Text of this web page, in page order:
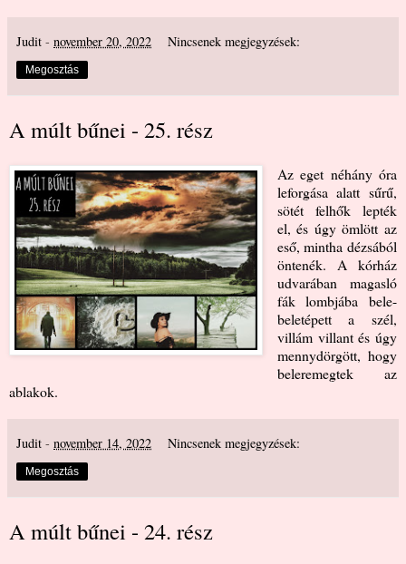
Judit - november 20, 2022 Nincsenek megjegyzések:
Megosztás
A múlt bűnei - 25. rész
Az eget néhány óra
leforgása alatt sűrű,
sötét felhők lepték
el, és úgy ömlött az
eső, mintha dézsából
öntenék. A kórház
udvarában magasló
fák lombjába bele-
beletépett a szél,
villám villant és úgy
mennydörgött, hogy
beleremegtek az
ablakok.
Judit - november 14, 2022 Nincsenek megjegyzések:
Megosztás
A múlt bűnei - 24. rész